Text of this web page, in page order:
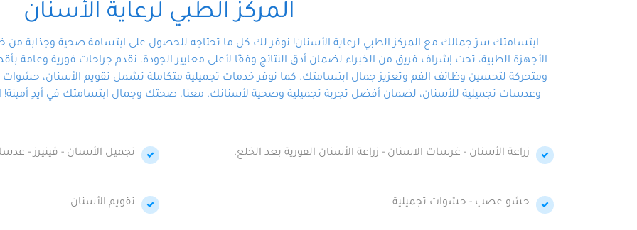
المركز الطبي لرعاية الأسنان
ابتسامتك سرّ جمالك مع المركز الطبي لرعاية الأسنان! نوفر لك كل ما تحتاجه للحصول على ابتسامة صحية وجذابة
الأجهزة الطبية، تحت إشراف فريق من الخبراء لضمان أدق النتائج وفقًا لأعلى معايير الجودة. نقدم جراحات فورية وعامة
ومتحركة لتحسين وظائف الفم وتعزيز جمال ابتسامتك. كما نوفر خدمات تجميلية متكاملة تشمل تقويم الأسنان، حشوات
وعدسات تجميلية للأسنان، لضمان أفضل تجربة تجميلية وصحية لأسنانك. معنا، صحتك وجمال ابتسامتك في أيدٍ أمينة!
زراعة الأسنان - غرسات الاسنان - زراعة الأسنان الفورية بعد الخلع. تجميل الأسنان - ڤينيرز -
حشو عصب - حشوات تجميلية تقويم الأسنان